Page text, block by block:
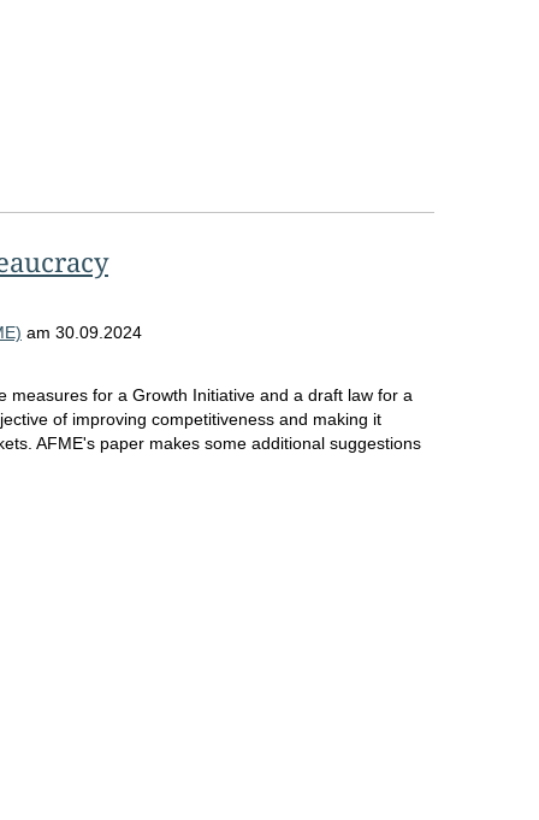
am 30.09.2024
for a Growth Initiative and a draft law for a
of improving competitiveness and making it
AFME's paper makes some additional suggestions